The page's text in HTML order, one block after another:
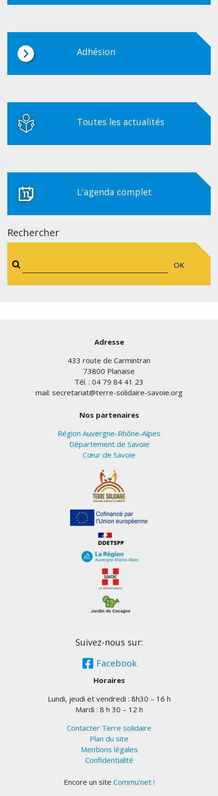
Adhésion
Toutes les actualités
L'agenda complet
Rechercher
OK
Adresse
433 route de Carmintran
73800 Planaise
Tél. : 04 79 84 41 23
mail: secretariat@terre-solidaire-savoie.org
Nos partenaires
Région Auvergne-Rhône-Alpes
Département de Savoie
Cœur de Savoie
Suivez-nous sur:
Facebook
Horaires
Lundi, jeudi et vendredi : 8h30 – 16 h
Mardi : 8 h 30 – 12 h
Contacter Terre solidaire
Plan du site
Mentions légales
Confidentialité
Encore un site Commu'net !